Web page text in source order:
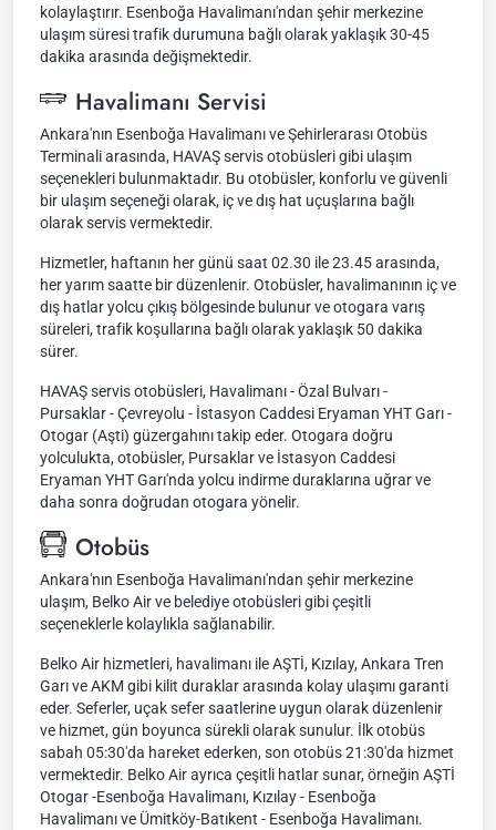
kolaylaştırır. Esenboğa Havalimanı'ndan şehir merkezine
ulaşım süresi trafik durumuna bağlı olarak yaklaşık 30-45
dakika arasında değişmektedir.
Havalimanı Servisi
Ankara'nın Esenboğa Havalimanı ve Şehirlerarası Otobüs
Terminali arasında, HAVAŞ servis otobüsleri gibi ulaşım
seçenekleri bulunmaktadır. Bu otobüsler, konforlu ve güvenli
bir ulaşım seçeneği olarak, iç ve dış hat uçuşlarına bağlı
olarak servis vermektedir.
Hizmetler, haftanın her günü saat 02.30 ile 23.45 arasında,
her yarım saatte bir düzenlenir. Otobüsler, havalimanının iç ve
dış hatlar yolcu çıkış bölgesinde bulunur ve otogara varış
süreleri, trafik koşullarına bağlı olarak yaklaşık 50 dakika
sürer.
HAVAŞ servis otobüsleri, Havalimanı - Özal Bulvarı -
Pursaklar - Çevreyolu - İstasyon Caddesi Eryaman YHT Garı -
Otogar (Aşti) güzergahını takip eder. Otogara doğru
yolculukta, otobüsler, Pursaklar ve İstasyon Caddesi
Eryaman YHT Garı'nda yolcu indirme duraklarına uğrar ve
daha sonra doğrudan otogara yönelir.
Otobüs
Ankara'nın Esenboğa Havalimanı'ndan şehir merkezine
ulaşım, Belko Air ve belediye otobüsleri gibi çeşitli
seçeneklerle kolaylıkla sağlanabilir.
Belko Air hizmetleri, havalimanı ile AŞTİ, Kızılay, Ankara Tren
Garı ve AKM gibi kilit duraklar arasında kolay ulaşımı garanti
eder. Seferler, uçak sefer saatlerine uygun olarak düzenlenir
ve hizmet, gün boyunca sürekli olarak sunulur. İlk otobüs
sabah 05:30'da hareket ederken, son otobüs 21:30'da hizmet
vermektedir. Belko Air ayrıca çeşitli hatlar sunar, örneğin AŞTİ
Otogar -Esenboğa Havalimanı, Kızılay - Esenboğa
Havalimanı ve Ümitköy-Batıkent - Esenboğa Havalimanı.